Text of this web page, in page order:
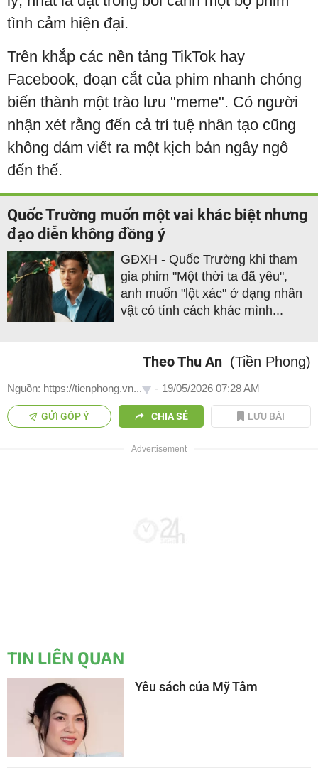
tình cảm hiện đại.
Trên khắp các nền tảng TikTok hay
Facebook, đoạn cắt của phim nhanh chóng
biến thành một trào lưu "meme". Có người
nhận xét rằng đến cả trí tuệ nhân tạo cũng
không dám viết ra một kịch bản ngây ngô
đến thế.
Quốc Trường muốn một vai khác biệt nhưng
đạo diễn không đồng ý
GĐXH - Quốc Trường khi tham
gia phim "Một thời ta đã yêu",
anh muốn "lột xác" ở dạng nhân
vật có tính cách khác mình...
Theo Thu An (Tiền Phong)
Nguồn: https://tienphong.vn... - 19/05/2026 07:28 AM
GỬI GÓP Ý CHIA SẺ LƯU BÀI
TIN LIÊN QUAN
Yêu sách của Mỹ Tâm